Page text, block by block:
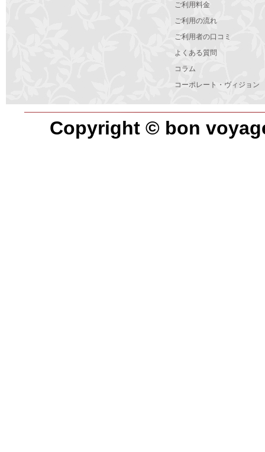
ご利用料金
ご利用の流れ
ご利用者の口コミ
よくある質問
コラム
コーポレート・ヴィジョン
Copyright © bon